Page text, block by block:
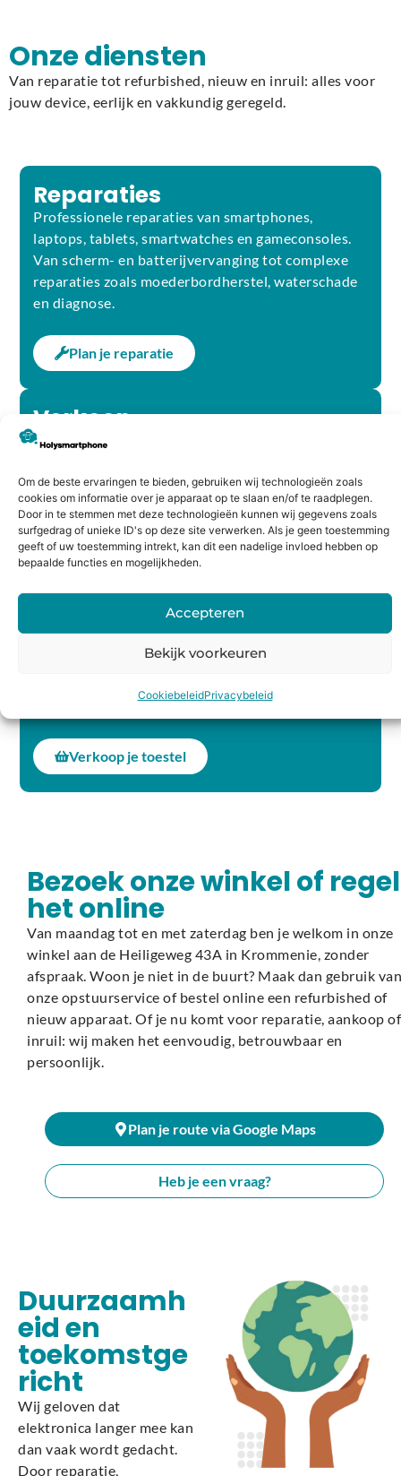
Om de beste ervaringen te bieden, gebruiken wij technologieën zoals
cookies om informatie over je apparaat op te slaan en/of te raadplegen.
Door in te stemmen met deze technologieën kunnen wij gegevens zoals
surfgedrag of unieke ID's op deze site verwerken. Als je geen toestemming
geeft of uw toestemming intrekt, kan dit een nadelige invloed hebben op
bepaalde functies en mogelijkheden.
Accepteren
Bekijk voorkeuren
CookiebeleidPrivacybeleid
Onze diensten
Van reparatie tot refurbished, nieuw en inruil: alles voor
jouw device, eerlijk en vakkundig geregeld.
Reparaties
Professionele reparaties van smartphones,
laptops, tablets, smartwatches en gameconsoles.
Van scherm- en batterijvervanging tot complexe
reparaties zoals moederbordherstel, waterschade
en diagnose.
Plan je reparatie
Verkoop
Nieuwe en refurbished apparaten die technisch
Geleverd met duidelijke garanties en eerlijk advies
wanneer reparatie niet de beste keuze is.
Bekijk ons aanbod
Inruil & Inkoop
elektronica in en bieden de mogelijkheid om je
de kosten en krijgt je toestel een tweede leven.
Verkoop je toestel
Bezoek onze winkel of regel
het online
Van maandag tot en met zaterdag ben je welkom in onze
winkel aan de Heiligeweg 43A in Krommenie, zonder
afspraak. Woon je niet in de buurt? Maak dan gebruik van
onze opstuurservice of bestel online een refurbished of
nieuw apparaat. Of je nu komt voor reparatie, aankoop of
inruil: wij maken het eenvoudig, betrouwbaar en
persoonlijk.
Plan je route via Google Maps
Heb je een vraag?
Duurzaamh
eid en
toekomstge
richt
Wij geloven dat
elektronica langer mee kan
dan vaak wordt gedacht.
Door reparatie,